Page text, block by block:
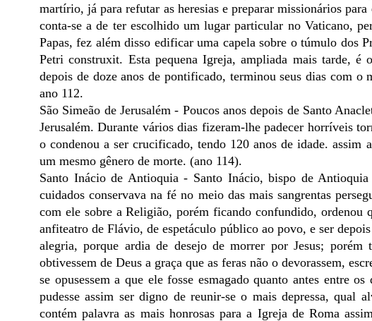
martírio, já para refutar as heresias e preparar missionários
conta-se a de ter escolhido um lugar particular no Vaticano,
Papas, fez além disso edificar uma capela sobre o túmulo dos
Petri construxit. Esta pequena Igreja, ampliada mais tarde,
depois de doze anos de pontificado, terminou seus dias com
ano 112.
São Simeão de Jerusalém - Poucos anos depois de Santo
Jerusalém. Durante vários dias fizeram-lhe padecer horríveis
o condenou a ser crucificado, tendo 120 anos de idade. assim
um mesmo gênero de morte. (ano 114).
Santo Inácio de Antioquia - Santo Inácio, bispo de
cuidados conservava na fé no meio das mais sangrentas
com ele sobre a Religião, porém ficando confundido, ordenou
anfiteatro de Flávio, de espetáculo público ao povo, e ser
alegria, porque ardia de desejo de morrer por Jesus;
obtivessem de Deus a graça que as feras não o devorassem,
se opusessem a que ele fosse esmagado quanto antes entre
pudesse assim ser digno de reunir-se o mais depressa, qual
contém palavra as mais honrosas para a Igreja de Roma